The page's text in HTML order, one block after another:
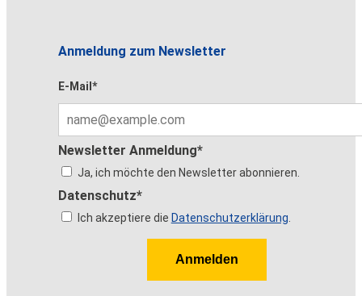
Anmeldung zum Newsletter
E-Mail*
Newsletter Anmeldung*
Ja, ich möchte den Newsletter abonnieren.
Datenschutz*
Ich akzeptiere die Datenschutzerklärung.
Anmelden